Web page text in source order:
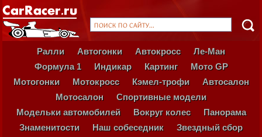
Ралли Автогонки Автокросс
Ле-Ман
Формула 1
Индикар Картинг
Мото GP
Мотогонки
Мотокросс Кэмел-трофи
Автосалон
Мотосалон
Спортивные модели
Модельки автомобилей
Вокруг колес
Панорама
Знаменитости
Наш собеседник
Звездный сбор